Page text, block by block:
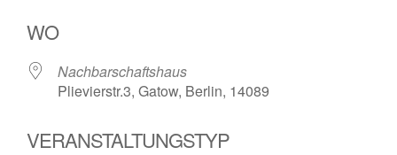
WO
Nachbarschaftshaus
Plievierstr.3, Gatow, Berlin, 14089
VERANSTALTUNGSTYP